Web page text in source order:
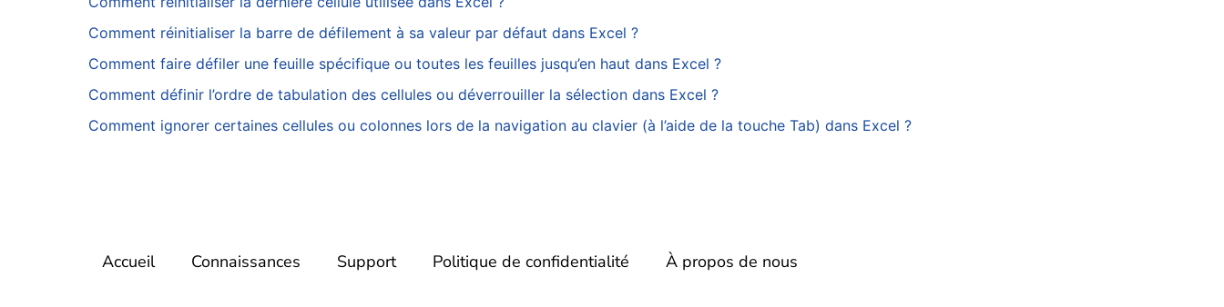
Comment réinitialiser la barre de défilement à sa valeur par défaut dans Excel ?
Comment faire défiler une feuille spécifique ou toutes les feuilles jusqu’en haut dans Excel ?
Comment définir l’ordre de tabulation des cellules ou déverrouiller la sélection dans Excel ?
Comment ignorer certaines cellules ou colonnes lors de la navigation au clavier (à l’aide de la touche Tab) dans Excel ?
Accueil Connaissances Support Politique de confidentialité À propos de nous